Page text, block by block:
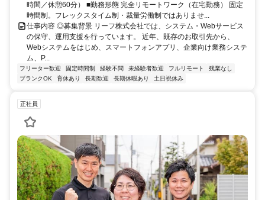
時間／休憩60分） ■勤務形態 完全リモートワーク（在宅勤務） 固定
時間制。フレックスタイム制・裁量労働制ではありませ...
仕事内容 ◎募集背景 リーフ株式会社では、システム・Webサービス
の保守、運用支援を行っています。 近年、既存のお取引先から、
Webシステムをはじめ、スマートフォンアプリ、企業向け業務システ
ム、P...
フリーター歓迎 固定時間制 経験不問 未経験者歓迎 フルリモート
残業なし
ブランクOK
育休あり 長期歓迎 長期休暇あり 土日祝休み
正社員